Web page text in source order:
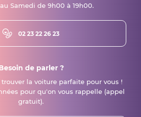
Samedi de 9h00 à 19h00.
02 23 22 26 23
de parler ?
la voiture parfaite pour vous !
pour qu'on vous rappelle (appel
gratuit).